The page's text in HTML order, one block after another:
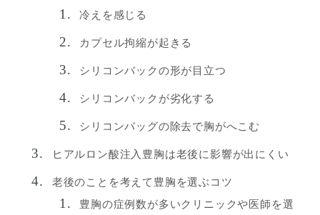
冷えを感じる
カプセル拘縮が起きる
シリコンバックの形が目立つ
シリコンバックが劣化する
シリコンバッグの除去で胸がへこむ
ヒアルロン酸注入豊胸は老後に影響が出にくい
老後のことを考えて豊胸を選ぶコツ
豊胸の症例数が多いクリニックや医師を選